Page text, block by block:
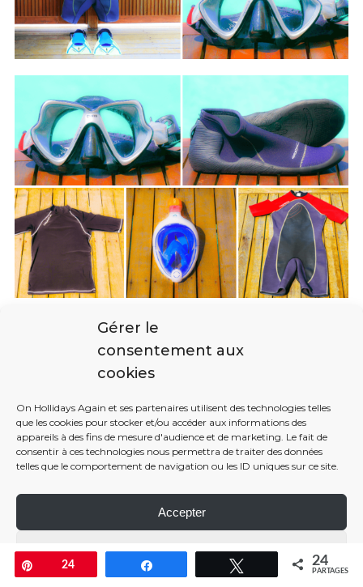
Gérer le
consentement aux
cookies
On Hollidays Again et ses partenaires utilisent des technologies telles
que les cookies pour stocker et/ou accéder aux informations des
appareils à des fins de mesure d'audience et de marketing. Le fait de
consentir à ces technologies nous permettra de traiter des données
telles que le comportement de navigation ou les ID uniques sur ce site.
Accepter
Paramétrer
Protection pour la tête
Même durant une sortie en snorkeling, il est important
pour ceux qui ont des cheveux courts. 1 heure passée à
regarder le fond de l’eau, c’est 1 heure de soleil direct. La
crème ne suffit que rarement et il n’est pas rare de voir
chevelu. Nous, on met un Buff et ça marche très bien.
Enregistrer
24 Tweetez 24
PARTAGES